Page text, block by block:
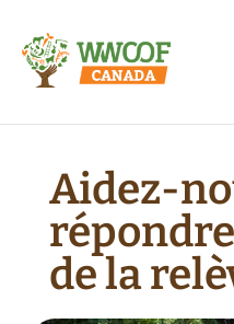
Aidez-
de la